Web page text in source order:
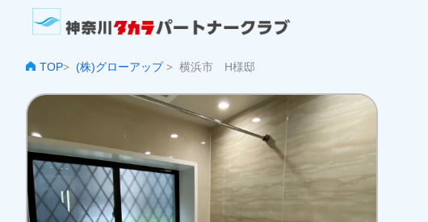
TOP> (株)グローアップ > 横浜市 H様邸